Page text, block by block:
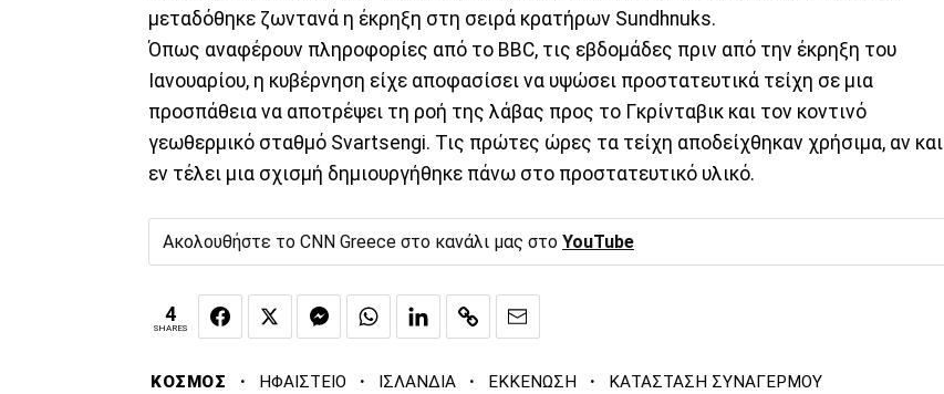
μεταδόθηκε ζωντανά η έκρηξη στη σειρά κρατήρων Sundhnuks.
Όπως αναφέρουν πληροφορίες από το BBC, τις εβδομάδες πριν από την έκρηξη του
Ιανουαρίου, η κυβέρνηση είχε αποφασίσει να υψώσει προστατευτικά τείχη σε μια
προσπάθεια να αποτρέψει τη ροή της λάβας προς το Γκρίνταβικ και τον κοντινό
γεωθερμικό σταθμό Svartsengi. Τις πρώτες ώρες τα τείχη αποδείχθηκαν χρήσιμα, αν και
εν τέλει μια σχισμή δημιουργήθηκε πάνω στο προστατευτικό υλικό.
Ακολουθήστε το CNN Greece στο κανάλι μας στο YouTube
4
SHARES
ΚΟΣΜΟΣ · ΗΦΑΙΣΤΕΙΟ · ΙΣΛΑΝΔΙΑ · ΕΚΚΕΝΩΣΗ · ΚΑΤΑΣΤΑΣΗ ΣΥΝΑΓΕΡΜΟΥ